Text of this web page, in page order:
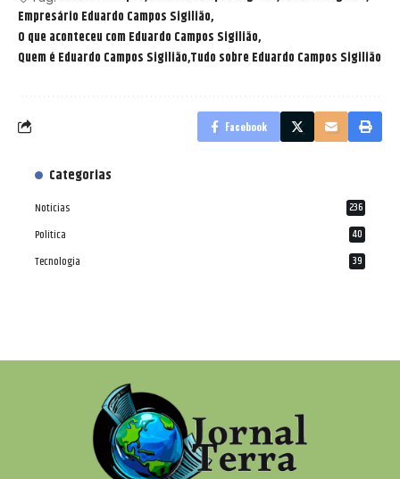
Empresário Eduardo Campos Sigilião
O que aconteceu com Eduardo Campos Sigilião
Quem é Eduardo Campos Sigilião Tudo sobre Eduardo Campos Sigilião
Facebook
Categorias
Notícias 236
Política 40
Tecnologia 39